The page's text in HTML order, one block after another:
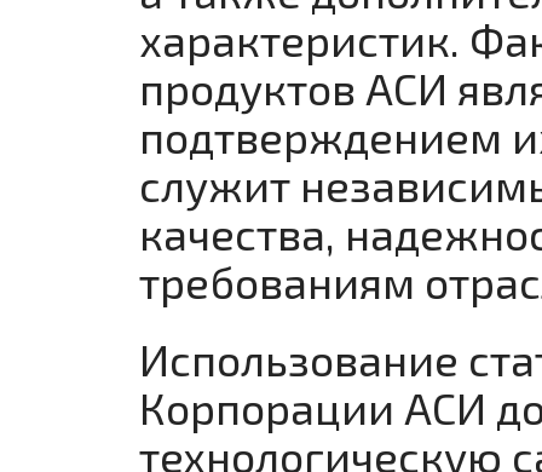
характеристик.
продуктов АСИ
подтверждением
служит
качества,
требованиям
Использование
Корпорации АСИ
технологическую